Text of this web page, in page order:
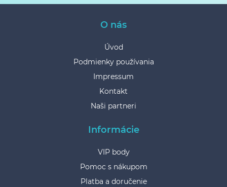
O nás
Úvod
Podmienky používania
Impressum
Kontakt
Naši partneri
Informácie
VIP body
Pomoc s nákupom
Platba a doručenie